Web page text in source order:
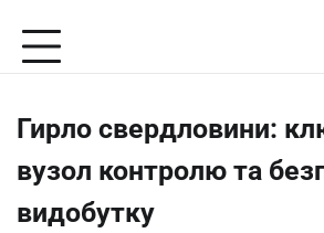
content
Гирло свердловини:
вузол контролю та
видобутку